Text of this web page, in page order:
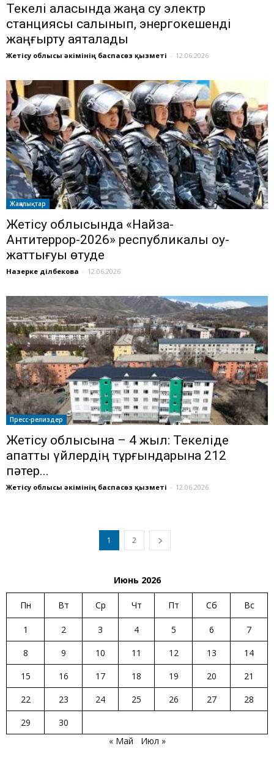
Текелі қаласында жаңа су электр
станциясы салынып, энергокешенді
жаңғырту аяқталады
Жетісу облысы әкімінің баспасөз қызметі - 12.06.2026
Жаңалықтар
Жетісу облысында «Найза-
Антитеррор-2026» республикалық оқу-
жаттығуы өтуде
Назерке Әділбекова - 12.06.2026
Пресс-релиздер
Жетісу облысына – 4 жыл: Текеліде
апатты үйлердің тұрғындарына 212
пәтер...
Жетісу облысы әкімінің баспасөз қызметі - 12.06.2026
1 2
Июнь 2026
Пн Вт Ср Чт Пт Сб Вс
1 2 3 4 5 6
7
8
9 10 11 12 13
14
15
16 17 18 19 20
21
22
23 24 25 26 27
28
29
30
« Май
Июл »